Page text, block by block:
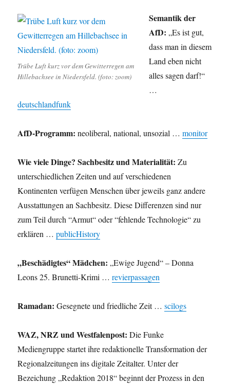
Düsseldorf
zu
promovieren?
Trübe Luft kurz vor dem Gewitterregen am
Hillebachsee in Niedersfeld. (foto: zoom)
Semantik der
AfD: „Es ist gut,
dass man in diesem
Land eben nicht
alles sagen darf!“
…
deutschlandfunk
AfD-Programm: neoliberal, national, unsozial …monitor
Wie viele Dinge? Sachbesitz und Materialität: Zu
unterschiedlichen Zeiten und auf verschiedenen
Kontinenten verfügen Menschen über jeweils ganz andere
Ausstattungen an Sachbesitz. Diese Differenzen sind nur
zum Teil durch “Armut“ oder “fehlende Technologie“ zu
erklären …publicHistory
„Beschädigtes“ Mädchen: „Ewige Jugend“ – Donna
Leons 25. Brunetti-Krimi …revierpassagen
Ramadan: Gesegnete und friedliche Zeit …scilogs
WAZ, NRZ und Westfalenpost: Die Funke
Mediengruppe startet ihre redaktionelle Transformation der
Regionalzeitungen ins digitale Zeitalter. Unter der
Bezeichung „Redaktion 2018“ beginnt der Prozess in den